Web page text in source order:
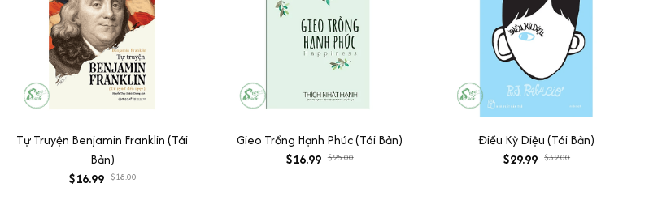
Tự Truyện Benjamin Franklin (Tái
Bản)
$16.99 $18.00
Gieo Trồng Hạnh Phúc (Tái Bản)
$16.99 $25.00
Điều Kỳ Diệu (Tái Bản)
$29.99 $32.00